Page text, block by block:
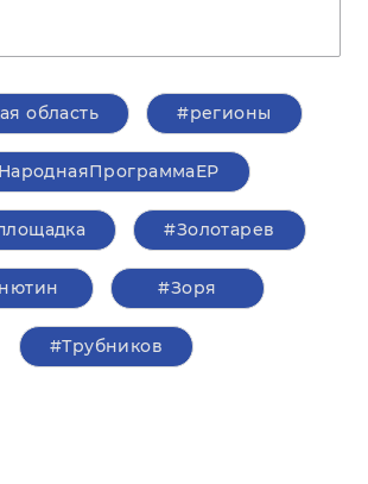
область #регионы
#Золотарев
#Зоря
#Трубников